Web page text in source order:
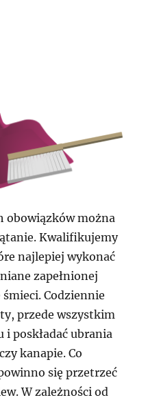
obowiązków można
Kwalifikujemy
najlepiej wykonać
zapełnionej
Codziennie
przede wszystkim
i poskładać ubrania
kanapie. Co
się przetrzeć
W zależności od